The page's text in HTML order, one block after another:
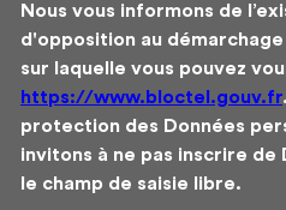
Nous vous informons de
d'opposition au
sur laquelle vous pouvez
https://www.bloctel.gouv.fr
protection des Données
invitons à ne pas inscrire de
le champ de saisie libre.